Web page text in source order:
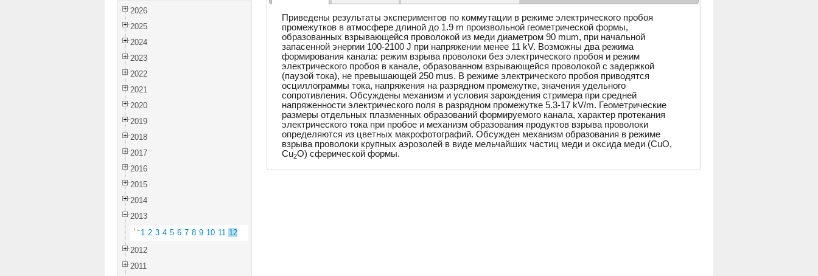
2026
2025
2024
2023
2022
2021
2020
2019
2018
2017
2016
2015
2014
2013
1 2 3 4 5 6 7 8 9 10 11 12
2012
2011
Приведены результаты экспериментов по коммутации в режиме электрического пробоя
промежутков в атмосфере длиной до 1.9 m произвольной геометрической формы,
образованных взрывающейся проволокой из меди диаметром 90 mum, при начальной
запасенной энергии 100-2100 J при напряжении менее 11 kV. Возможны два режима
формирования канала: режим взрыва проволоки без электрического пробоя и режим
электрического пробоя в канале, образованном взрывающейся проволокой с задержкой
(паузой тока), не превышающей 250 mus. В режиме электрического пробоя приводятся
осциллограммы тока, напряжения на разрядном промежутке, значения удельного
сопротивления. Обсуждены механизм и условия зарождения стримера при средней
напряженности электрического поля в разрядном промежутке 5.3-17 kV/m. Геометрические
размеры отдельных плазменных образований формируемого канала, характер протекания
электрического тока при пробое и механизм образования продуктов взрыва проволоки
определяются из цветных макрофотографий. Обсужден механизм образования в режиме
взрыва проволоки крупных аэрозолей в виде мельчайших частиц меди и оксида меди (CuO,
Cu2O) сферической формы.